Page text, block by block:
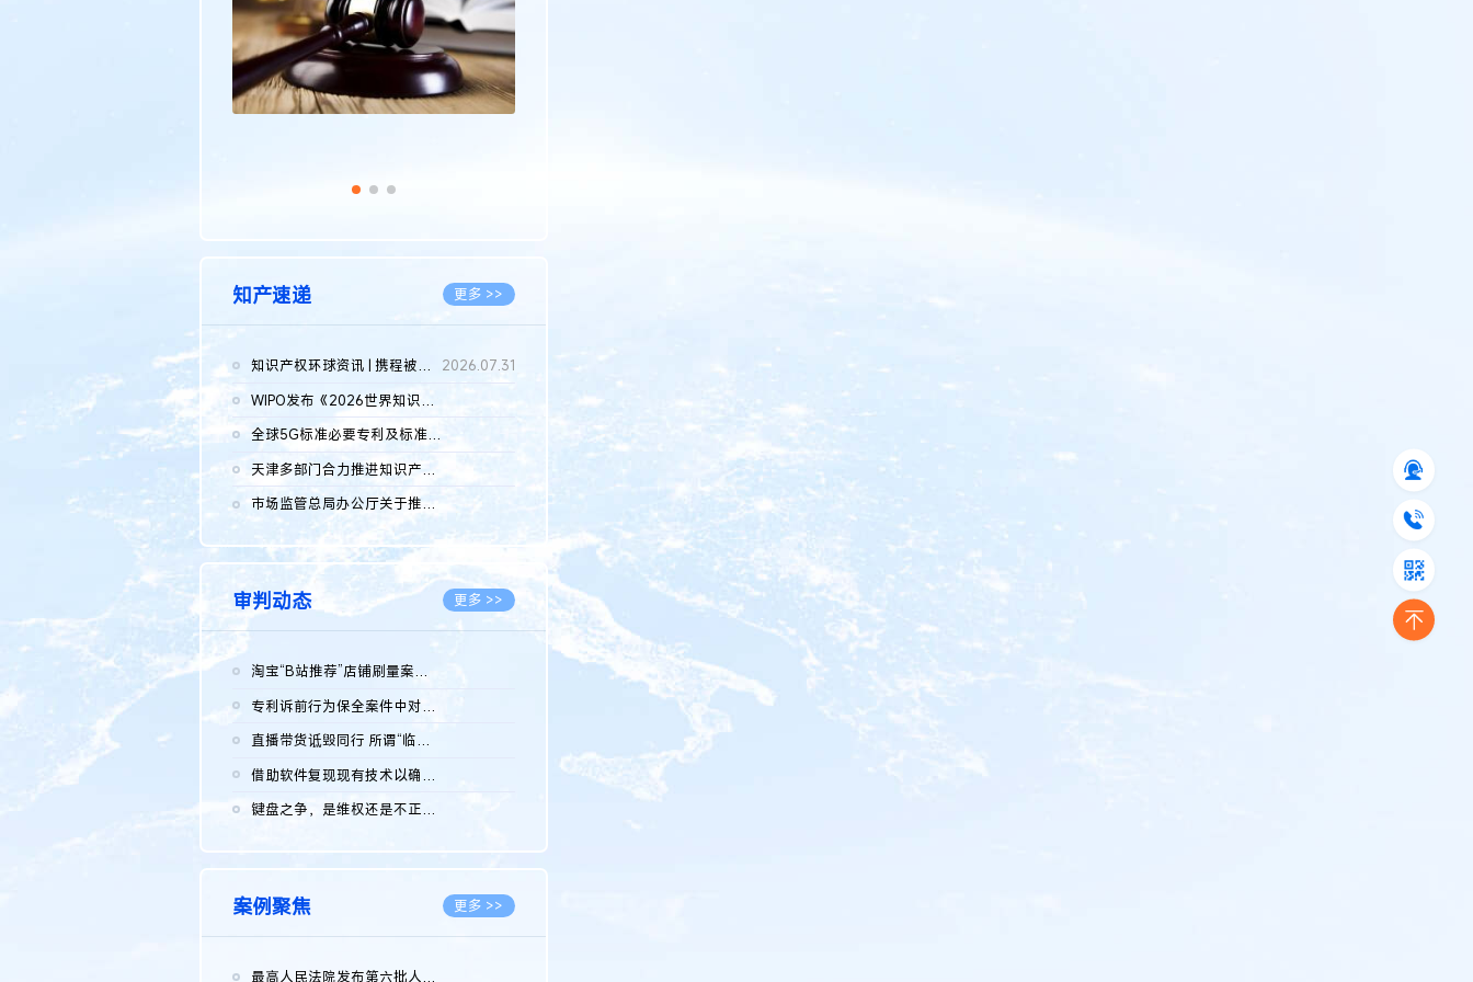
知产速递 更多 >>
知识产权环球资讯 | 携程被市监总局罚51.79亿；瑞幸泰国商标案上...
2026.07.31
WIPO发布《2026世界知识产权报告》 含报告全文
全球5G标准必要专利及标准提案研究报告（2026年）全文发布
天津多部门合力推进知识产权保护工作
2026.08.05
市场监管总局办公厅关于推广第一批全国商业秘密保护创新试点典型...
2026.08.05
审判动态 更多 >>
淘宝“B站推荐”店铺刷量案维持原判，两被告连带赔偿150万元
专利诉前行为保全案件中对仿制药申请人曾作出三类声明的考量及违...
直播带货诋毁同行 所谓“临场发挥”不免责
借助软件复现现有技术以确认相关参数特征是否被公开
键盘之争，是维权还是不正当竞争？
案例聚焦 更多 >>
最高人民法院发布第六批人民法院种业知识产权司法保护典型案例 含...